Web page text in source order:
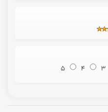
3
4
5